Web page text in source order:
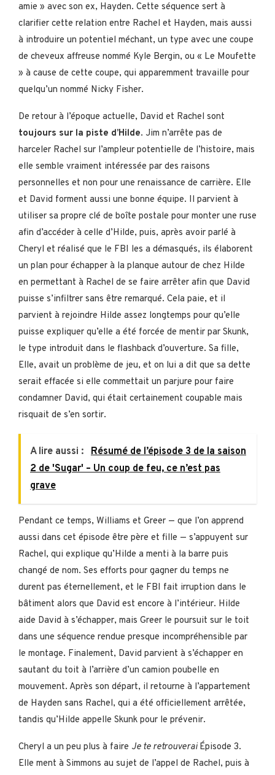
amie » avec son ex, Hayden. Cette séquence sert à
clarifier cette relation entre Rachel et Hayden, mais aussi
à introduire un potentiel méchant, un type avec une coupe
de cheveux affreuse nommé Kyle Bergin, ou « Le Moufette
» à cause de cette coupe, qui apparemment travaille pour
quelqu’un nommé Nicky Fisher.
De retour à l’époque actuelle, David et Rachel sont
toujours sur la piste d’Hilde. Jim n’arrête pas de
harceler Rachel sur l’ampleur potentielle de l’histoire, mais
elle semble vraiment intéressée par des raisons
personnelles et non pour une renaissance de carrière. Elle
et David forment aussi une bonne équipe. Il parvient à
utiliser sa propre clé de boîte postale pour monter une ruse
afin d’accéder à celle d’Hilde, puis, après avoir parlé à
Cheryl et réalisé que le FBI les a démasqués, ils élaborent
un plan pour échapper à la planque autour de chez Hilde
en permettant à Rachel de se faire arrêter afin que David
puisse s’infiltrer sans être remarqué. Cela paie, et il
parvient à rejoindre Hilde assez longtemps pour qu’elle
puisse expliquer qu’elle a été forcée de mentir par Skunk,
le type introduit dans le flashback d’ouverture. Sa fille,
Elle, avait un problème de jeu, et on lui a dit que sa dette
serait effacée si elle commettait un parjure pour faire
condamner David, qui était certainement coupable mais
risquait de s’en sortir.
A lire aussi :
Résumé de l’épisode 3 de la saison
2 de 'Sugar' – Un coup de feu, ce n’est pas
grave
Pendant ce temps, Williams et Greer — que l’on apprend
aussi dans cet épisode être père et fille — s’appuyent sur
Rachel, qui explique qu’Hilde a menti à la barre puis
changé de nom. Ses efforts pour gagner du temps ne
durent pas éternellement, et le FBI fait irruption dans le
bâtiment alors que David est encore à l’intérieur. Hilde
aide David à s’échapper, mais Greer le poursuit sur le toit
dans une séquence rendue presque incompréhensible par
le montage. Finalement, David parvient à s’échapper en
sautant du toit à l’arrière d’un camion poubelle en
mouvement. Après son départ, il retourne à l’appartement
de Hayden sans Rachel, qui a été officiellement arrêtée,
tandis qu’Hilde appelle Skunk pour le prévenir.
Cheryl a un peu plus à faire Je te retrouveraiÉpisode 3.
Elle ment à Simmons au sujet de l’appel de Rachel, puis à